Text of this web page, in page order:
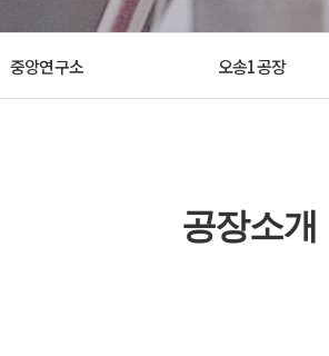
중앙연구소 오송1공장
공장소개